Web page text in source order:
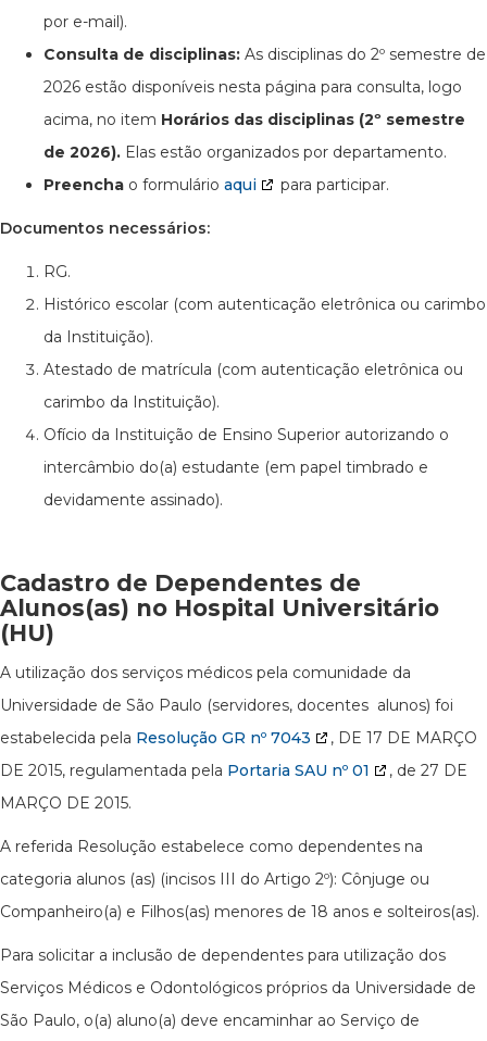
por e-mail).
Consulta de disciplinas: As disciplinas do 2º semestre de
2026 estão disponíveis nesta página para consulta, logo
acima, no item Horários das disciplinas (2º semestre
de 2026). Elas estão organizados por departamento.
Preencha o formulário aqui para participar.
Documentos necessários:
RG.
Histórico escolar (com autenticação eletrônica ou carimbo
da Instituição).
Atestado de matrícula (com autenticação eletrônica ou
carimbo da Instituição).
Ofício da Instituição de Ensino Superior autorizando o
intercâmbio do(a) estudante (em papel timbrado e
devidamente assinado).
Cadastro de Dependentes de
Alunos(as) no Hospital Universitário
(HU)
A utilização dos serviços médicos pela comunidade da
Universidade de São Paulo (servidores, docentes alunos) foi
estabelecida pela Resolução GR nº 7043
, DE 17 DE MARÇO
DE 2015, regulamentada pela Portaria SAU nº 01
, de 27 DE
MARÇO DE 2015.
A referida Resolução estabelece como dependentes na
categoria alunos (as) (incisos III do Artigo 2º): Cônjuge ou
Companheiro(a) e Filhos(as) menores de 18 anos e solteiros(as).
Para solicitar a inclusão de dependentes para utilização dos
Serviços Médicos e Odontológicos próprios da Universidade de
São Paulo, o(a) aluno(a) deve encaminhar ao Serviço de